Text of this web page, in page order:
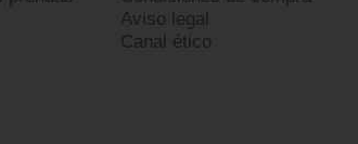
Aviso legal
Canal ético